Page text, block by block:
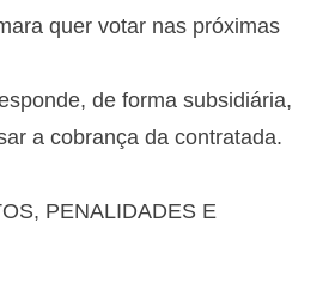
quer votar nas próximas
de forma subsidiária,
a cobrança da contratada.
PENALIDADES E